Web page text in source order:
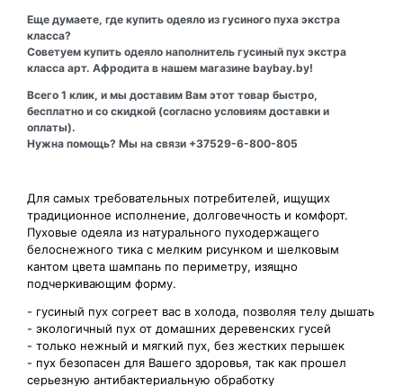
Еще думаете, где купить одеяло из гусиного пуха экстра
класса?
Советуем купить одеяло наполнитель гусиный пух экстра
класса арт. Афродита в нашем магазине baybay.by!
Всего 1 клик, и мы доставим Вам этот товар быстро,
бесплатно и со скидкой (согласно условиям доставки и
оплаты).
Нужна помощь? Мы на связи +37529-6-800-805
Для самых требовательных потребителей, ищущих
традиционное исполнение, долговечность и комфорт.
Пуховые одеяла из натурального пуходержащего
белоснежного тика с мелким рисунком и шелковым
кантом цвета шампань по периметру, изящно
подчеркивающим форму.
- гусиный пух согреет вас в холода, позволяя телу дышать
- экологичный пух от домашних деревенских гусей
- только нежный и мягкий пух, без жестких перышек
- пух безопасен для Вашего здоровья, так как прошел
серьезную антибактериальную обработку